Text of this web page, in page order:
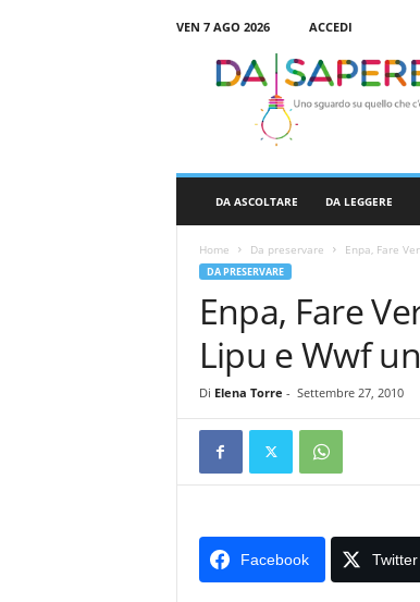
VEN 7 AGO 2026
ACCEDI
DA ASCOLTARE DA LEGGERE
Home Da preservare Enpa, Fare
DA PRESERVARE
Enpa, Fare
Lipu e Wwf
Di Elena Torre - Settembre 27, 2010
Facebook Twitter